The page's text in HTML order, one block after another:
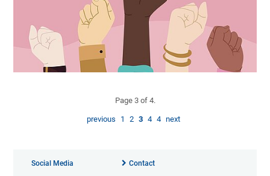
Page 3 of 4.
previous 1 2 3 4 4 next
Social Media Contact